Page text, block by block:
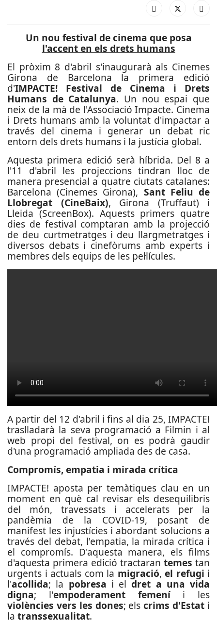
Un nou festival de cinema que posa
l'accent en els drets humans
El pròxim 8 d'abril s'inaugurarà als Cinemes
Girona de Barcelona la primera edició
d'IMPACTE! Festival de Cinema i Drets
Humans de Catalunya. Un nou espai que
neix de la mà de l'Associació Impacte. Cinema
i Drets humans amb la voluntat d'impactar a
través del cinema i generar un debat ric
entorn dels drets humans i la justícia global.
Aquesta primera edició serà híbrida. Del 8 a
l'11 d'abril les projeccions tindran lloc de
manera presencial a quatre ciutats catalanes:
Barcelona (Cinemes Girona), Sant Feliu de
Llobregat (CineBaix), Girona (Truffaut) i
Lleida (ScreenBox). Aquests primers quatre
dies de festival comptaran amb la projecció
de deu curtmetratges i deu llargmetratges i
diversos debats i cinefòrums amb experts i
membres dels equips de les pel·lícules.
A partir del 12 d'abril i fins al dia 25, IMPACTE!
traslladarà la seva programació a Filmin i al
web propi del festival, on es podrà gaudir
d'una programació ampliada des de casa.
Compromís, empatia i mirada crítica
IMPACTE! aposta per temàtiques clau en un
moment en què cal revisar els desequilibris
del món, travessats i accelerats per la
pandèmia de la COVID-19, posant de
manifest les injustícies i abordant solucions a
través del debat, l'empatia, la mirada crítica i
el compromís. D'aquesta manera, els films
d'aquesta primera edició tractaran temes tan
urgents i actuals com la migració, el refugi i
l'acollida; la pobresa i eldret a una vida
digna; l'empoderament femení i les
violències vers les dones; elscrims d'Estat i
la transsexualitat.